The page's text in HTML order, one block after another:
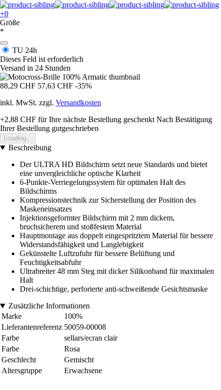
+0
Größe
*
TU 24h
Dieses Feld ist erforderlich
Versand in 24 Stunden
88,29 CHF 57,63 CHF -35%
inkl. MwSt. zzgl. Versandkosten
+2,88 CHF für Ihre nächste Bestellung geschenkt Nach Bestätigung
Ihrer Bestellung gutgeschrieben
Loading...
Beschreibung
Der ULTRA HD Bildschirm setzt neue Standards und bietet
eine unvergleichliche optische Klarheit
6-Punkte-Verriegelungssystem für optimalen Halt des
Bildschirms
Kompressionstechnik zur Sicherstellung der Position des
Maskeneinsatzes
Injektionsgeformter Bildschirm mit 2 mm dickem,
bruchsicherem und stoßfestem Material
Hauptmontage aus doppelt eingespritztem Material für bessere
Widerstandsfähigkeit und Langlebigkeit
Gekünstelte Luftzufuhr für bessere Belüftung und
Feuchtigkeitsabfuhr
Ultrabreiter 48 mm Steg mit dicker Silikonband für maximalen
Halt
Drei-schichtige, perforierte anti-schweißende Gesichtsmaske
Zusätzliche Informationen
Marke
100%
Lieferantenreferenz 50059-00008
Farbe
sellars/ecran clair
Farbe
Rosa
Geschlecht
Gemischt
Altersgruppe
Erwachsene